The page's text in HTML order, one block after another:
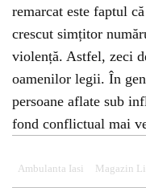
remarcat este faptul
crescut simțitor
violență. Astfel, zeci
oamenilor legii. În
persoane aflate sub
fond conflictual mai
Ambulanta Iasi Magazin